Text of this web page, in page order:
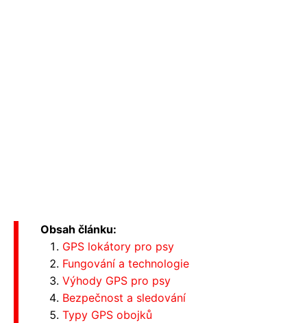
Obsah článku:
GPS lokátory pro psy
Fungování a technologie
Výhody GPS pro psy
Bezpečnost a sledování
Typy GPS obojků